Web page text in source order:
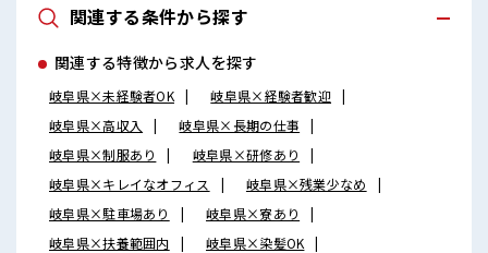
関連する条件から探す
関連する特徴から求人を探す
岐阜県×未経験者OK
岐阜県×経験者歓迎
岐阜県×高収入
岐阜県×長期の仕事
岐阜県×制服あり
岐阜県×研修あり
岐阜県×キレイなオフィス
岐阜県×残業少なめ
岐阜県×駐車場あり
岐阜県×寮あり
岐阜県×扶養範囲内
岐阜県×染髪OK